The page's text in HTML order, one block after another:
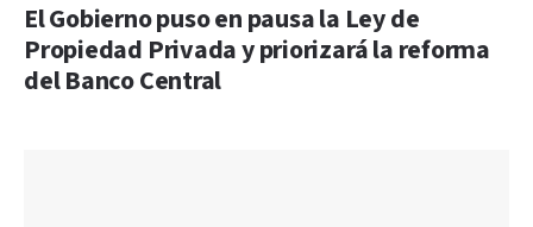
El Gobierno puso en pausa la Ley de
Propiedad Privada y priorizará la reforma
del Banco Central